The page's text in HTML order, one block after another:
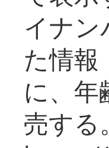
イナ
た情報
に、年
売する